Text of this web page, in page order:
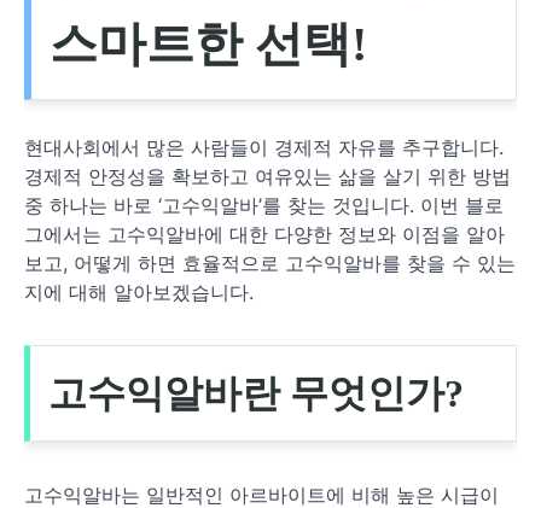
스마트한 선택!
현대사회에서 많은 사람들이 경제적 자유를 추구합니다.
경제적 안정성을 확보하고 여유있는 삶을 살기 위한 방법
중 하나는 바로 ‘고수익알바’를 찾는 것입니다. 이번 블로
그에서는 고수익알바에 대한 다양한 정보와 이점을 알아
보고, 어떻게 하면 효율적으로 고수익알바를 찾을 수 있는
지에 대해 알아보겠습니다.
고수익알바란 무엇인가?
고수익알바는 일반적인 아르바이트에 비해 높은 시급이